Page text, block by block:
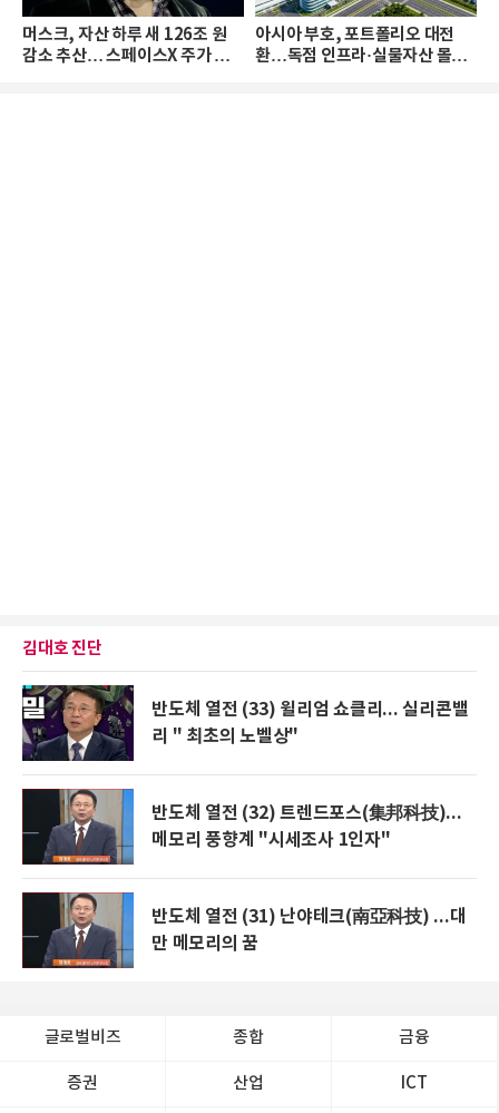
머스크, 자산 하루 새 126조 원
감소 추산… 스페이스X 주가 하
아시아 부호, 포트폴리오 대전
환…독점 인프라·실물자산 몰린
김대호 진단
반도체 열전 (33) 윌리엄 쇼클리... 실리콘밸
리 " 최초의 노벨상"
반도체 열전 (32) 트렌드포스(集邦科技)...
메모리 풍향계 "시세조사 1인자"
반도체 열전 (31) 난야테크(南亞科技) ...대
만 메모리의 꿈
글로벌비즈 종합 금융
증권 산업 ICT